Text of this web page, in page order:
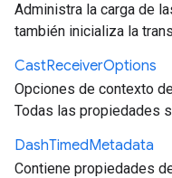
Administra la carga de
también inicializa la
CastReceiverOptions
Opciones de contexto
Todas las propiedades
DashTimedMetadata
Contiene propiedades